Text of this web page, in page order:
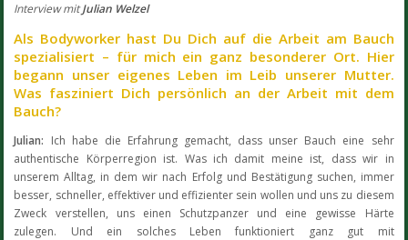
Interview mitJulian Welzel
Als Bodyworker hast Du Dich auf die Arbeit am Bauch
spezialisiert – für mich ein ganz besonderer Ort. Hier
begann unser eigenes Leben im Leib unserer Mutter.
Was fasziniert Dich persönlich an der Arbeit mit dem
Bauch?
Julian: Ich habe die Erfahrung gemacht, dass unser Bauch eine sehr
authentische Körperregion ist. Was ich damit meine ist, dass wir in
unserem Alltag, in dem wir nach Erfolg und Bestätigung suchen, immer
besser, schneller, effektiver und effizienter sein wollen und uns zu diesem
Zweck verstellen, uns einen Schutzpanzer und eine gewisse Härte
zulegen. Und ein solches Leben funktioniert ganz gut mit